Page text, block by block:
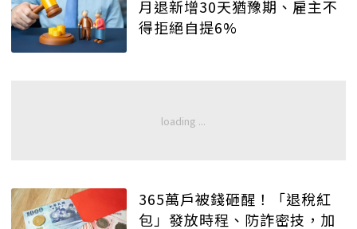
月退新增30天猶豫期、雇主不
得拒絕自提6%
365萬戶被錢砸醒！「退稅紅
包」發放時程、防詐密技，加